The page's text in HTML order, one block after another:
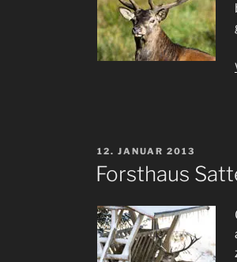
VERÖFFENTLICHT
AM
12. JANUAR 2013
Forsthaus